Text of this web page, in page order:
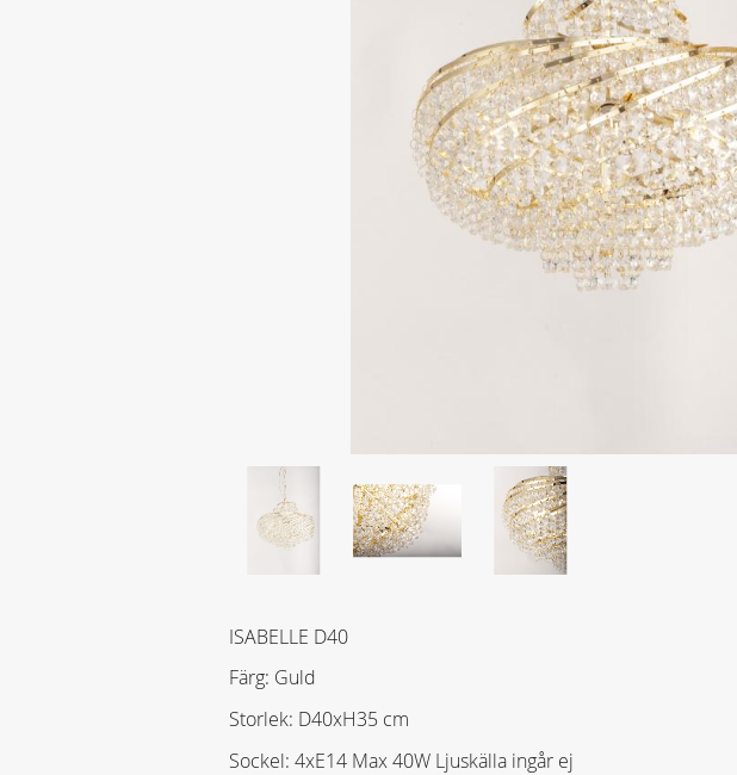
ISABELLE D40
Färg: Guld
Storlek: D40xH35 cm
Sockel: 4xE14 Max 40W Ljuskälla ingår ej